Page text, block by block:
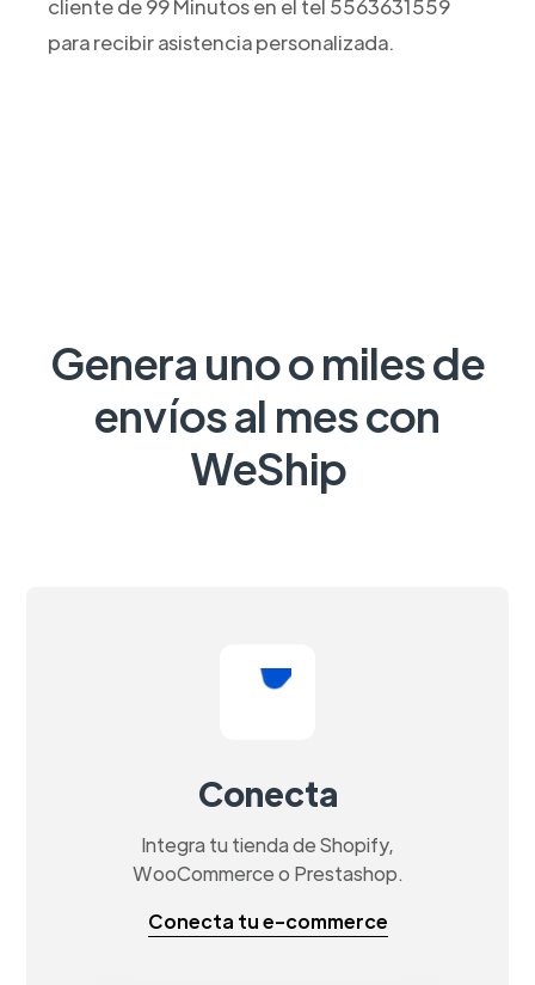
cliente de 99 Minutos en el tel 5563631559
para recibir asistencia personalizada.
Genera uno o miles de
envíos al mes con
WeShip
Conecta
Integra tu tienda de Shopify,
WooCommerce o Prestashop.
Conecta tu e-commerce